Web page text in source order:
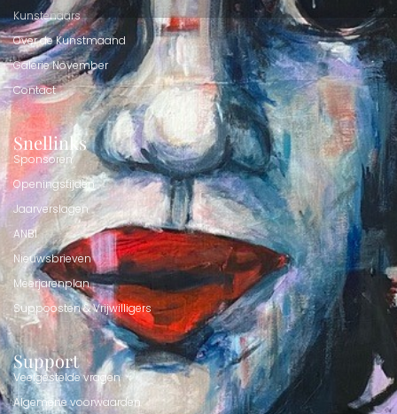
Kunstenaars
Over de Kunstmaand
Galerie November
Contact
Snellinks
Sponsoren
Openingstijden
Jaarverslagen
ANBI
Nieuwsbrieven
Meerjarenplan
Suppoosten & Vrijwilligers
Support
Veelgestelde vragen
Algemene voorwaarden